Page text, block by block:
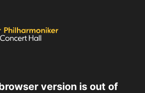
version is out of